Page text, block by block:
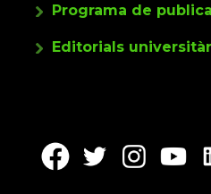
Programa de
Editorials